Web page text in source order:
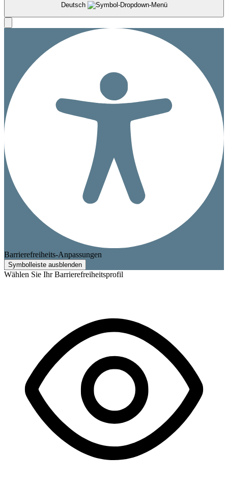
Deutsch
Barrierefreiheits-Anpassungen
Symbolleiste ausblenden
Wählen Sie Ihr Barrierefreiheitsprofil